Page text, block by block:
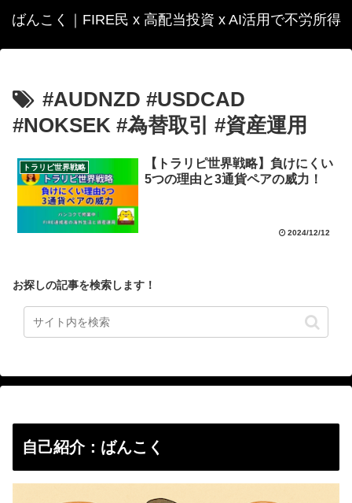
ばんこく｜FIRE民 x 高配当投資 x AI活用で不労所得
#AUDNZD #USDCAD
#NOKSEK #為替取引 #資産運用
トラリピ世界戦略
【トラリピ世界戦略】負けにくい
5つの理由と3通貨ペアの威力！
2024/12/12
お探しの記事を検索します！
自己紹介：ばんこく